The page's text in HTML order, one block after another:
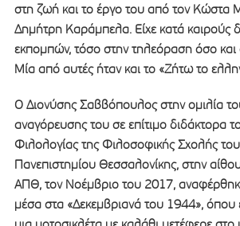
στη ζωή και το έργο του από τον Κώστα
Δημήτρη Καράμπελα. Είχε κατά καιρούς
εκπομπών, τόσο στην τηλεόραση όσο
Μία από αυτές ήταν και το «Ζήτω το
O Διονύσης Σαββόπουλος στην ομιλία
αναγόρευσης του σε επίτιμο διδάκτορα
Φιλολογίας της Φιλοσοφικής Σχολής του
Πανεπιστημίου Θεσσαλονίκης, στην
ΑΠΘ, τον Νοέμβριο του 2017,
μέσα στα «Δεκεμβριανά του 1944», όπου